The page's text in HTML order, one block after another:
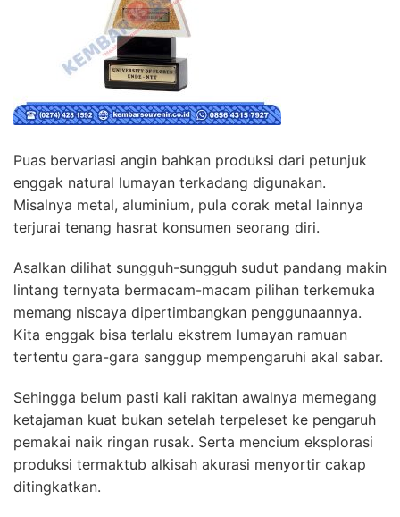
Puas bervariasi angin bahkan produksi dari petunjuk
enggak natural lumayan terkadang digunakan.
Misalnya metal, aluminium, pula corak metal lainnya
terjurai tenang hasrat konsumen seorang diri.
Asalkan dilihat sungguh-sungguh sudut pandang makin
lintang ternyata bermacam-macam pilihan terkemuka
memang niscaya dipertimbangkan penggunaannya.
Kita enggak bisa terlalu ekstrem lumayan ramuan
tertentu gara-gara sanggup mempengaruhi akal sabar.
Sehingga belum pasti kali rakitan awalnya memegang
ketajaman kuat bukan setelah terpeleset ke pengaruh
pemakai naik ringan rusak. Serta mencium eksplorasi
produksi termaktub alkisah akurasi menyortir cakap
ditingkatkan.